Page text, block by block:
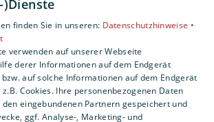
finden Sie in unseren: Datenschutzhinweise •
verwenden auf unserer Webseite
derer Informationen auf dem Endgerät
auf solche Informationen auf dem Endgerät
Cookies. Ihre personenbezogenen Daten
eingebundenen Partnern gespeichert und
ggf. Analyse-, Marketing- und